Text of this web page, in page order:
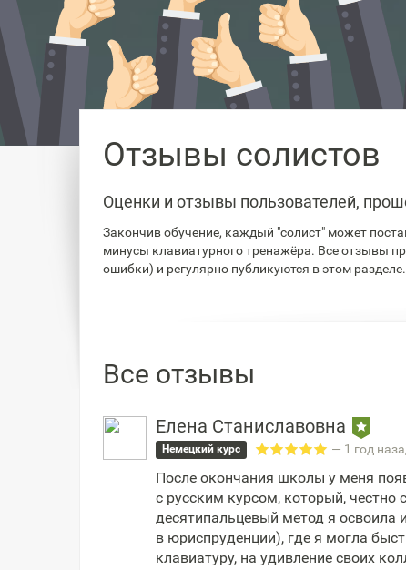
Отзывы солистов
Оценки и отзывы пользователей,
Закончив обучение, каждый "солист" может
минусы клавиатурного тренажёра. Все отзывы
ошибки) и регулярно публикуются в этом разделе.
Все отзывы
Елена Станиславовна
Немецкий курс — 1 год
После окончания школы у меня
с русским курсом, который, честно
десятипальцевый метод я освоила
в юриспруденции), где я могла
клавиатуру, на удивление своих